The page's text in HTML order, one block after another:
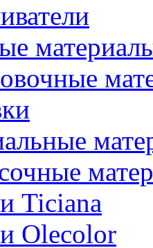
Ticiana
Olecolor